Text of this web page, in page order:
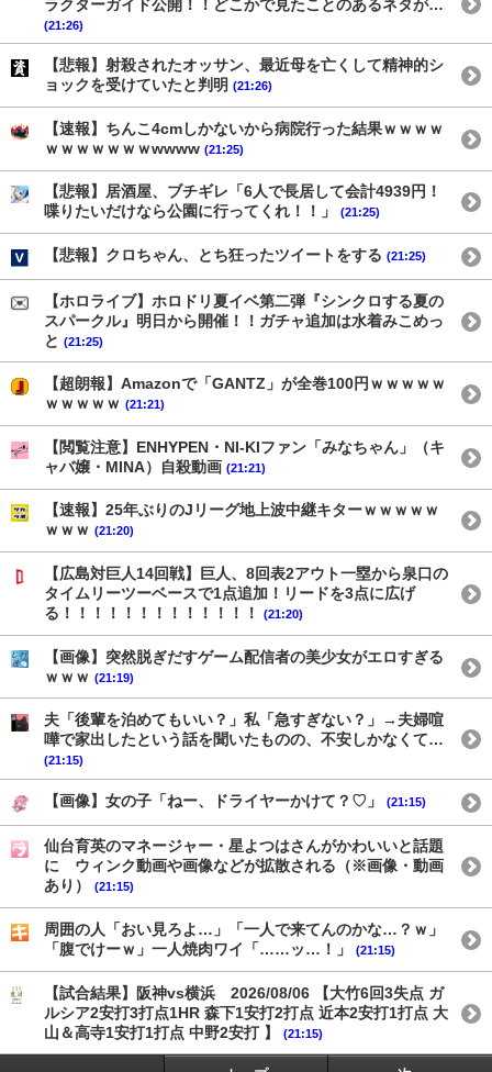
ラクターガイド公開！！どこかで見たことのあるネタが…
(21:26)
【悲報】射殺されたオッサン、最近母を亡くして精神的シ
ョックを受けていたと判明 (21:26)
【速報】ちんこ4cmしかないから病院行った結果ｗｗｗｗ
ｗｗｗｗｗｗｗwwww (21:25)
【悲報】居酒屋、ブチギレ「6人で長居して会計4939円！
喋りたいだけなら公園に行ってくれ！！」
(21:25)
【悲報】クロちゃん、とち狂ったツイートをする (21:25)
【ホロライブ】ホロドリ夏イベ第二弾『シンクロする夏の
スパークル』明日から開催！！ガチャ追加は水着みこめっ
と (21:25)
【超朗報】Amazonで「GANTZ」が全巻100円ｗｗｗｗｗ
ｗｗｗｗｗ (21:21)
【閲覧注意】ENHYPEN・NI-KIファン「みなちゃん」（キ
ャバ嬢・MINA）自殺動画 (21:21)
【速報】25年ぶりのJリーグ地上波中継キターｗｗｗｗｗ
ｗｗｗ (21:20)
【広島対巨人14回戦】巨人、8回表2アウト一塁から泉口の
タイムリーツーベースで1点追加！リードを3点に広げ
る！！！！！！！！！！！！！
(21:20)
【画像】突然脱ぎだすゲーム配信者の美少女がエロすぎる
ｗｗｗ (21:19)
夫「後輩を泊めてもいい？」私「急すぎない？」→夫婦喧
嘩で家出したという話を聞いたものの、不安しかなくて…
(21:15)
【画像】女の子「ねー、ドライヤーかけて？♡」 (21:15)
仙台育英のマネージャー・星よつはさんがかわいいと話題
に ウィンク動画や画像などが拡散される（※画像・動画
あり）
(21:15)
周囲の人「おい見ろよ…」「一人で来てんのかな…？ｗ」
「腹でけーｗ」一人焼肉ワイ「……ッ…！」
(21:15)
【試合結果】阪神vs横浜 2026/08/06 【大竹6回3失点 ガ
ルシア2安打3打点1HR 森下1安打2打点 近本2安打1打点 大
山＆高寺1安打1打点 中野2安打 】
(21:15)